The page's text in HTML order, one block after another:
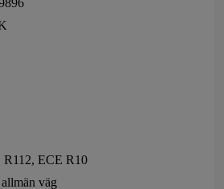
R112, ECE R10
väg